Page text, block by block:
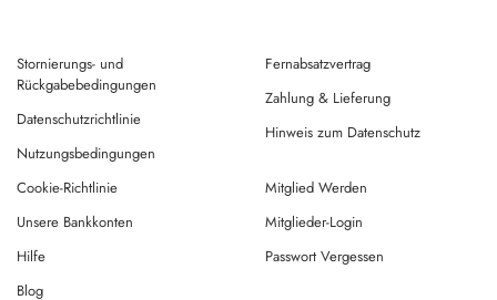
Stornierungs- und
Rückgabebedingungen
Datenschutzrichtlinie
Nutzungsbedingungen
Fernabsatzvertrag
Zahlung & Lieferung
Hinweis zum Datenschutz
Cookie-Richtlinie
Unsere Bankkonten
Hilfe
Mitglied Werden
Mitglieder-Login
Passwort Vergessen
Blog